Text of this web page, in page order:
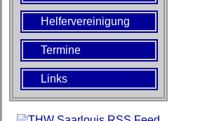
Helfervereinigung
Termine
Links